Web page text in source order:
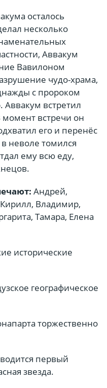
осталось
несколько
Аввакум
Вавилоном
чудо-храма,
с пророком
Аввакум встретил
момент встречи он
его и перенёс
неволе томился
ему всю еду,
Андрей,
Владимир,
Тамара, Елена
исторические
географическое
торжественно
первый
звезда.